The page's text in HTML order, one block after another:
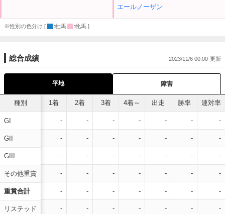
エールノーザン
※性別の色分け [ :牡馬 :牝馬 ]
総合成績 2023/11/6 00:00
平地 障害
種別
GI
GII
GIII
その他重賞
重賞合計
リステッド
1着 2着 3着 4着～ 出走 勝率 連対率
- - - - - - -
- - - - - - -
- - - - - - -
- - - - - - -
- - - - - - -
- - - - - - -